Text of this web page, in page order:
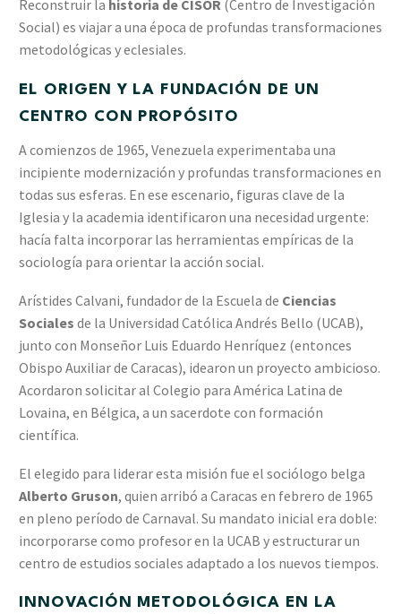
Reconstruir la historia de CISOR (Centro de Investigación
Social) es viajar a una época de profundas transformaciones
metodológicas y eclesiales.
EL ORIGEN Y LA FUNDACIÓN DE UN
CENTRO CON PROPÓSITO
A comienzos de 1965, Venezuela experimentaba una
incipiente modernización y profundas transformaciones en
todas sus esferas. En ese escenario, figuras clave de la
Iglesia y la academia identificaron una necesidad urgente:
hacía falta incorporar las herramientas empíricas de la
sociología para orientar la acción social.
Arístides Calvani, fundador de la Escuela de Ciencias
Sociales de la Universidad Católica Andrés Bello (UCAB),
junto con Monseñor Luis Eduardo Henríquez (entonces
Obispo Auxiliar de Caracas), idearon un proyecto ambicioso.
Acordaron solicitar al Colegio para América Latina de
Lovaina, en Bélgica, a un sacerdote con formación
científica.
El elegido para liderar esta misión fue el sociólogo belga
Alberto Gruson, quien arribó a Caracas en febrero de 1965
en pleno período de Carnaval. Su mandato inicial era doble:
incorporarse como profesor en la UCAB y estructurar un
centro de estudios sociales adaptado a los nuevos tiempos.
INNOVACIÓN METODOLÓGICA EN LA